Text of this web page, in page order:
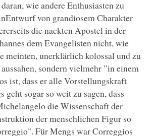
wie andere Enthusiasten zu
von grandiosem Charakter
die nackten Apostel in der
dem Evangelisten nicht, wie
meinten, unerklärlich kolossal und zu
sondern vielmehr ”in einem
ist, dass er alle Vorstellungskraft
geht sogar so weit zu sagen, dass
die Wissenschaft der
der menschlichen Figur so
Für Mengs war Correggios